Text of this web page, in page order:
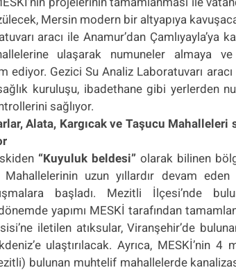
Mersin modern bir altyapıya
aracı ile Anamur’dan Çamlıyayla’ya
ulaşarak numuneler almaya
ediyor. Gezici Su Analiz Laboratuvarı aracı
kuruluşu, ibadethane gibi yerlerden
sağlıyor.
Alata, Kargıcak ve Taşucu Mahalleleri
“Kuyuluk beldesi” olarak bilinen
uzun yıllardır devam eden
başladı. Mezitli İlçesi’nde
yapımı MESKİ tarafından
iletilen atıksular, Viranşehir’de
ulaştırılacak. Ayrıca, MESKİ’nin 4
bulunan muhtelif mahallelerde